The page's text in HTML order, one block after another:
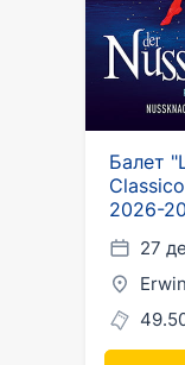
Балет
2026-
27